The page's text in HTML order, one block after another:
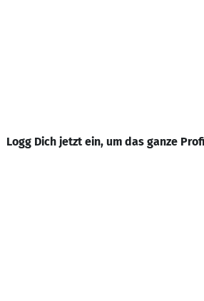
Logg Dich jetzt ein, um das ganze